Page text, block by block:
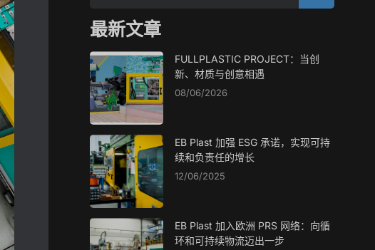
最新文章
FULLPLASTIC PROJECT：当创
新、材质与创意相遇
08/06/2026
EB Plast 加强 ESG 承诺，实现可持
续和负责任的增长
12/06/2025
EB Plast 加入欧洲 PRS 网络：向循
环和可持续物流迈出一步